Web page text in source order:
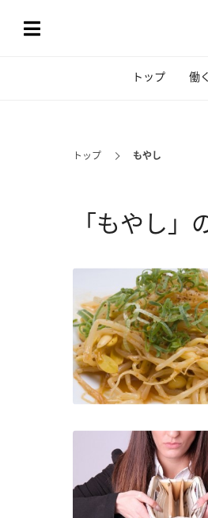
トップ 働く
トップ もやし
「もやし」